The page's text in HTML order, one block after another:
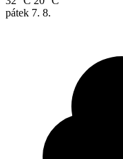
pátek 7. 8.